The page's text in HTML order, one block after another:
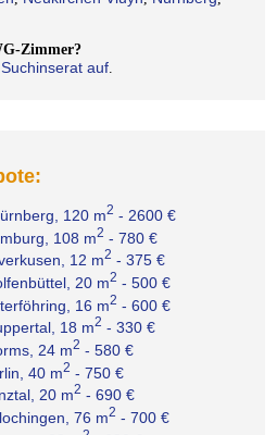
Zimmer?
auf.
120 m2 - 2600 €
108 m2 - 780 €
12 m2 - 375 €
20 m2 - 500 €
16 m2 - 600 €
18 m2 - 330 €
24 m2 - 580 €
40 m2 - 750 €
20 m2 - 690 €
76 m2 - 700 €